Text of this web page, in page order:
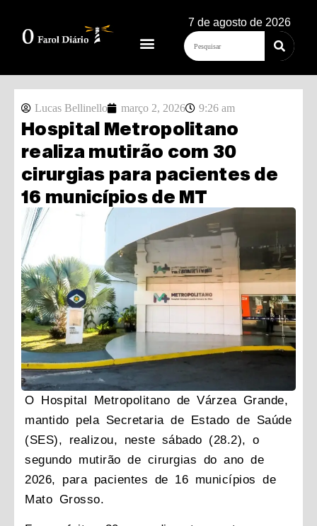
7 de agosto de 2026
Lucas Bellinello março 2, 2026 9:26 am
Hospital Metropolitano
realiza mutirão com 30
cirurgias para pacientes de
16 municípios de MT
O Hospital Metropolitano de Várzea Grande,
mantido pela Secretaria de Estado de Saúde
(SES), realizou, neste sábado (28.2), o
segundo mutirão de cirurgias do ano de
2026, para pacientes de 16 municípios de
Mato Grosso.